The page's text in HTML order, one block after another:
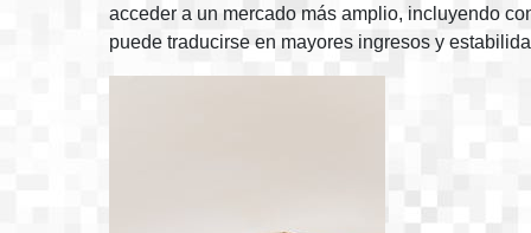
acceder a un mercado más amplio, incluyendo
puede traducirse en mayores ingresos y